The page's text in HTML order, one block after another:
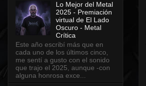
Lo Mejor del Metal
2025 - Premiación
virtual de El Lado
Oscuro - Metal
Crítica
Este año escribí más que en
cada uno de los últimos cinco,
me sentí a gusto con el sonido
que trajo el 2025, aunque -con
alguna honrosa exce...